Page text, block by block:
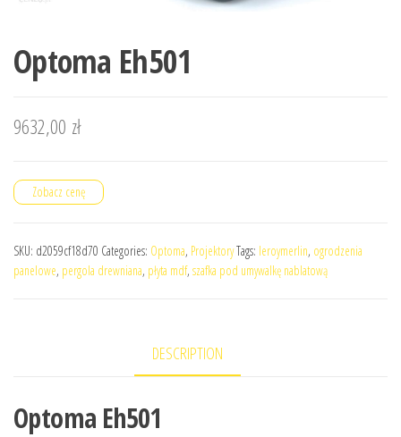
Optoma Eh501
9632,00 zł
Zobacz cenę
SKU: d2059cf18d70 Categories: Optoma, ProjektoryTags: leroymerlin, ogrodzenia
panelowe, pergola drewniana, płyta mdf, szafka pod umywalkę nablatową
DESCRIPTION
Optoma Eh501